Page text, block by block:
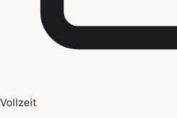
Vollzeit